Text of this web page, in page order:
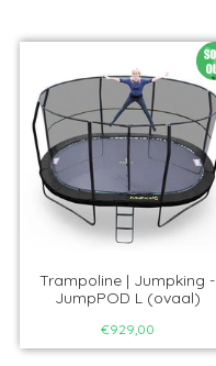
Trampoline | Jumpking -
JumpPOD L (ovaal)
€929,00